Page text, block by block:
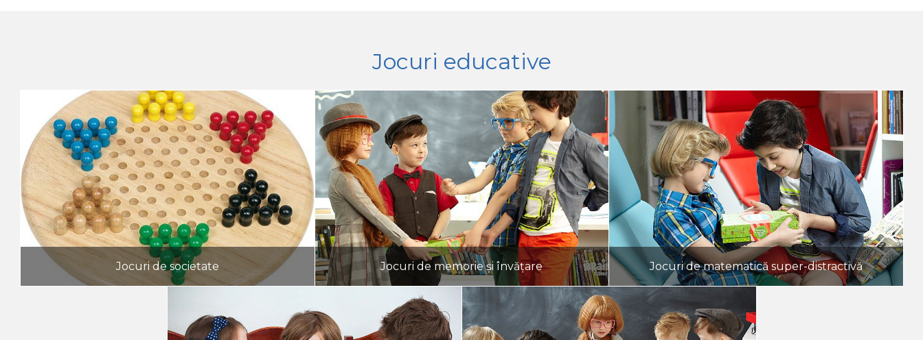
Jocuri educative
Jocuri de societate Jocuri de memorie și învățare Jocuri de matematică super-distractivă